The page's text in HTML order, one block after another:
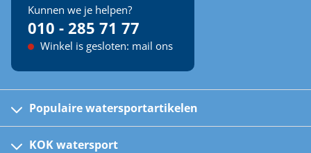
Kunnen we je helpen?
010 - 285 71 77
Winkel is gesloten: mail ons
Populaire watersportartikelen
Kinder reddingsvesten
KOK watersport